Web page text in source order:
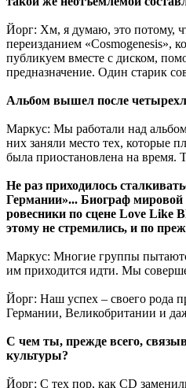
Йорг: Хм, я думаю, это потому,
переизданием «Cosmogenesis»,
публикуем вместе с диском,
предназначение. Один старик
Альбом вышел после
Маркус: Мы работали над
них заняли место тех, которые
была приостановлена на время.
Не раз приходилось
Германии»... Биограф мировой
ровесники по сцене Love Like
этому не стремились, и по
Маркус: Многие группы
им приходится идти. Мы
Йорг: Наш успех – своего рода
Германии, Великобритании и
С чем ты, прежде всего,
культуры?
Йорг: С тех пор, как CD